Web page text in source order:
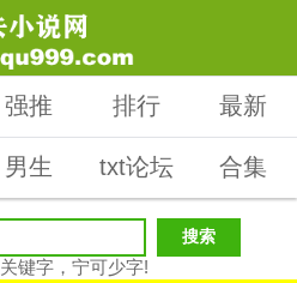
强推 排行 最新
男生 txt论坛 合集
关键字，宁可少字!